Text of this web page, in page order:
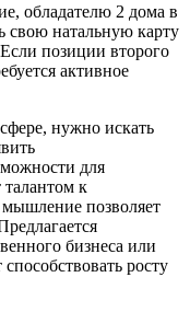
обладателю 2 дома в
свою натальную карту
позиции второго
активное
нужно искать
для
к
мышление позволяет
бизнеса или
росту